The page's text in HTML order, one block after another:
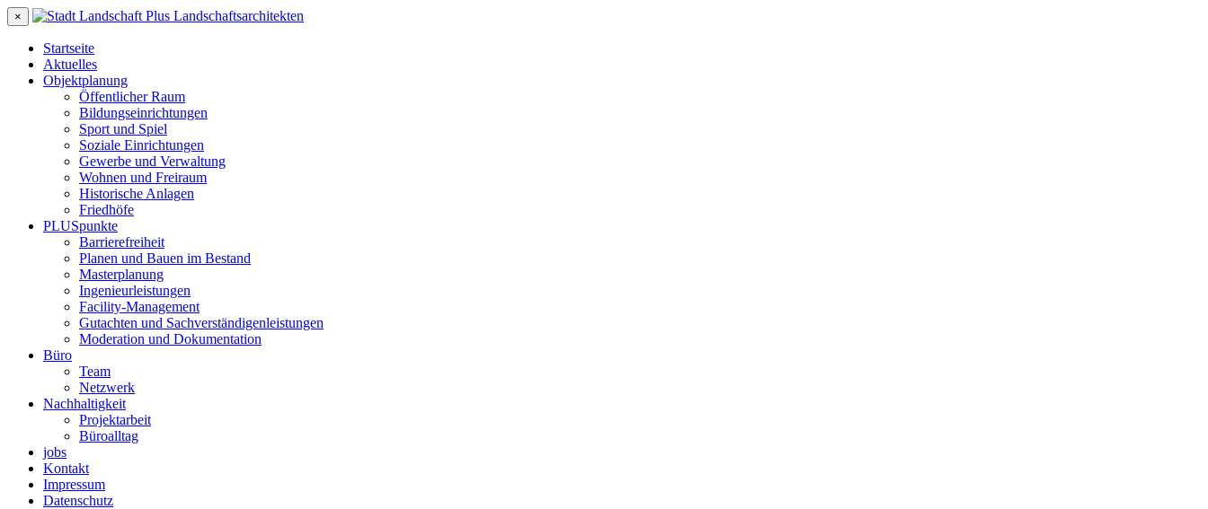
×
Startseite
Aktuelles
Objektplanung
Öffentlicher Raum
Bildungseinrichtungen
Sport und Spiel
Soziale Einrichtungen
Gewerbe und Verwaltung
Wohnen und Freiraum
Historische Anlagen
Friedhöfe
PLUSpunkte
Barrierefreiheit
Planen und Bauen im Bestand
Masterplanung
Ingenieurleistungen
Facility-Management
Gutachten und Sachverständigenleistungen
Moderation und Dokumentation
Büro
Team
Netzwerk
Nachhaltigkeit
Projektarbeit
Büroalltag
jobs
Kontakt
Impressum
Datenschutz